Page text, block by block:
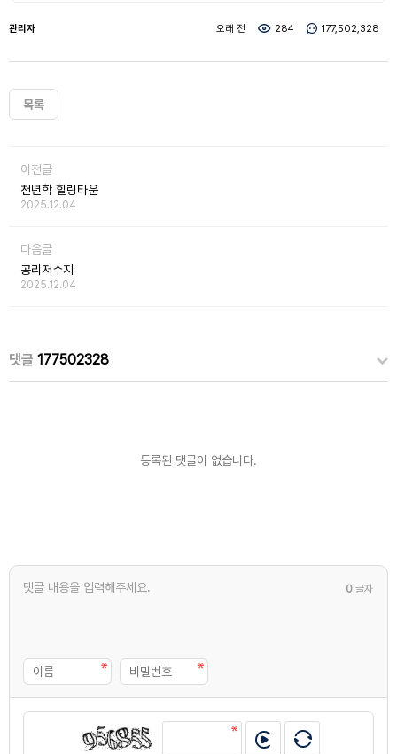
관리자 오래 전 284 177,502,328
목록
이전글
천년학 힐링타운
2025.12.04
다음글
공리저수지
2025.12.04
댓글 177502328
등록된 댓글이 없습니다.
0 글자